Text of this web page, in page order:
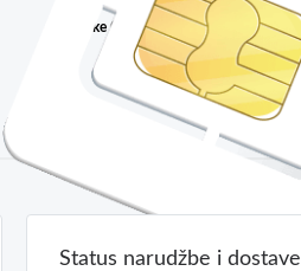
Niske Cijene
Status narudžbe i dostave